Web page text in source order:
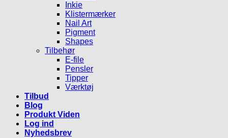
Inkie
Klistermærker
Nail Art
Pigment
Shapes
Tilbehør
E-file
Pensler
Tipper
Værktøj
Tilbud
Blog
Produkt Viden
Log ind
Nyhedsbrev